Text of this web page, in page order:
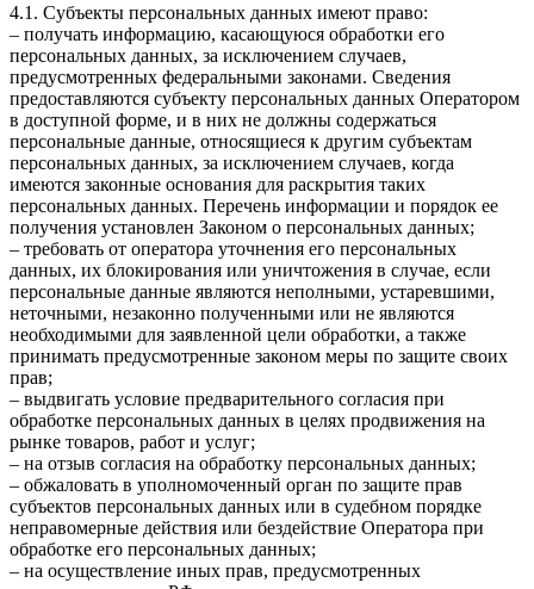
4.1. Субъекты персональных данных имеют право:
– получать информацию, касающуюся обработки его
персональных данных, за исключением случаев,
предусмотренных федеральными законами. Сведения
предоставляются субъекту персональных данных Оператором
в доступной форме, и в них не должны содержаться
персональные данные, относящиеся к другим субъектам
персональных данных, за исключением случаев, когда
имеются законные основания для раскрытия таких
персональных данных. Перечень информации и порядок ее
получения установлен Законом о персональных данных;
– требовать от оператора уточнения его персональных
данных, их блокирования или уничтожения в случае, если
персональные данные являются неполными, устаревшими,
неточными, незаконно полученными или не являются
необходимыми для заявленной цели обработки, а также
принимать предусмотренные законом меры по защите своих
прав;
– выдвигать условие предварительного согласия при
обработке персональных данных в целях продвижения на
рынке товаров, работ и услуг;
– на отзыв согласия на обработку персональных данных;
– обжаловать в уполномоченный орган по защите прав
субъектов персональных данных или в судебном порядке
неправомерные действия или бездействие Оператора при
обработке его персональных данных;
– на осуществление иных прав, предусмотренных